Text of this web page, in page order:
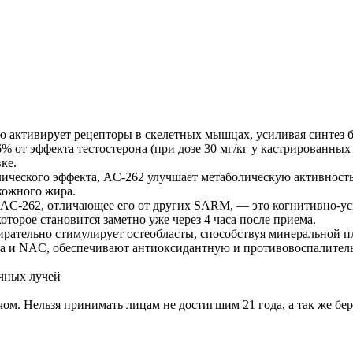
рецепторы в скелетных мышцах, усиливая
от эффекта тестостерона (при дозе 30 мг/кг у
эффекта, AC-262 улучшает метаболическую
жира.
262, отличающее его от других SARM, — это
становится заметно уже через 4 часа после приема.
стимулирует остеобласты, способствуя
и NAC, обеспечивают антиоксидантную и
лучей
Нельзя принимать лицам не достигшим 21 года, а так же